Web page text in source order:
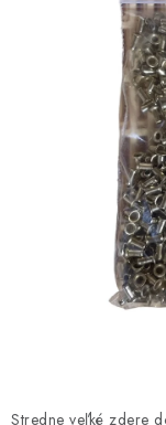
MEDOVÉ
VÝROBKY Z
DOPLNKY KU
MEDOVÉ
SLUŽBY VČELÁRA
Stredne veľké zdere